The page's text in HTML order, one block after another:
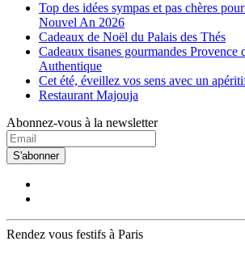
Top des idées sympas et pas chères
Nouvel An 2026
Cadeaux de Noël du Palais des Thés
Cadeaux tisanes gourmandes
Authentique
Cet été, éveillez vos sens avec un
Restaurant Majouja
Abonnez-vous à la newsletter
S'abonner
Rendez vous festifs à Paris